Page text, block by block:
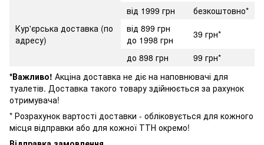
Кур'єрська доставка (по
адресу)
від 1999 грн
безкоштовно*
від 899 грн
до 1998 грн
39 грн*
до 898 грн
99 грн*
*Важливо! Акціна доставка не діє на наповнювачі для
туалетів. Доставка такого товару здійнюється за рахунок
отримувача!
* Розрахунок вартості доставки - обліковується для кожного
місця відправки або для кожної ТТН окремо!